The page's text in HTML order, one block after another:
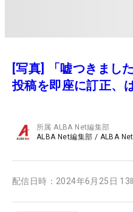
[写真] 「嘘つきまし
投稿を即座に訂正、
所属ALBA Net編集部
ALBA Net編集部 / ALBA Net
配信日時： 2024年6月25日 13